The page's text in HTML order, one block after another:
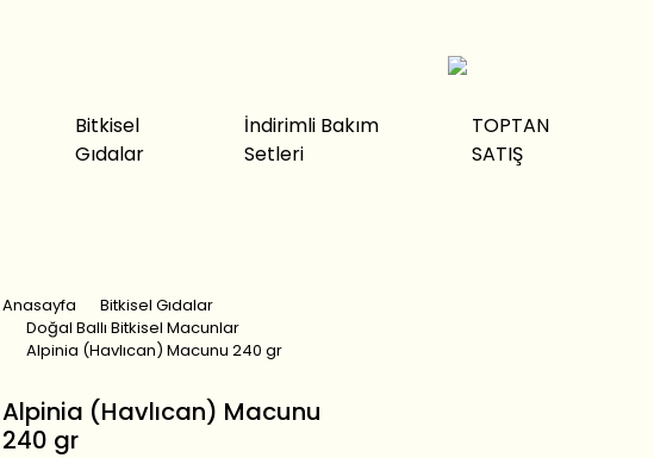
Bitkisel
Gıdalar
İndirimli Bakım
Setleri
TOPTAN
SATIŞ
Anasayfa
Bitkisel Gıdalar
Doğal Ballı Bitkisel Macunlar
Alpinia (Havlıcan) Macunu 240 gr
Alpinia (Havlıcan) Macunu
240 gr